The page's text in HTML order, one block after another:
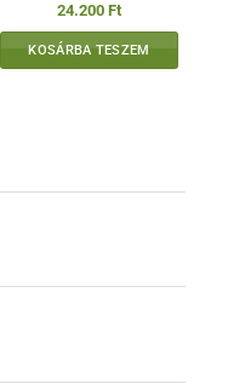
24.200 Ft
KOSÁRBA TESZEM